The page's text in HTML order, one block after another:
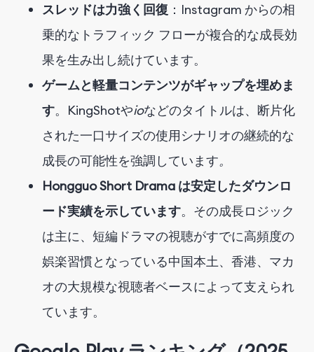
スレッドは力強く回復 ：Instagram からの相
乗的なトラフィック フローが複合的な成長効
果を生み出し続けています。
ゲームと軽量コンテンツがギャップを埋めま
す。KingShotやioなどのタイトルは、 断片化
された一口サイズの使用シナリオの継続的な
成長の可能性を強調しています。
Hongguo Short Drama は安定したダウンロ
ード実績を示しています。その成長ロジック
は主に、短編ドラマの視聴がすでに高頻度の
娯楽習慣となっている中国本土、香港、マカ
オの大規模な視聴者ベースによって支えられ
ています。